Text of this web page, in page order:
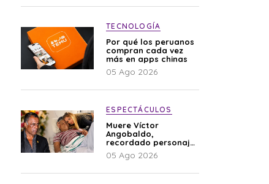
TECNOLOGÍA
Por qué los peruanos
compran cada vez
más en apps chinas
05 Ago 2026
ESPECTÁCULOS
Muere Víctor
Angobaldo,
recordado personaje
de la farándula y
expareja de Shirley
05 Ago 2026